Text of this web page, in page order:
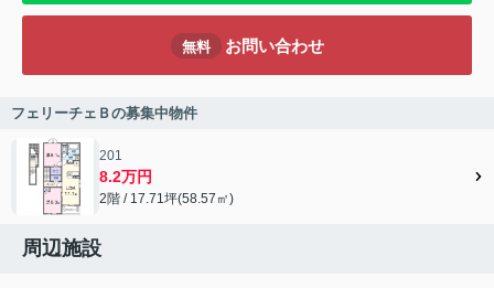
無料 お問い合わせ
フェリーチェＢの募集中物件
201
8.2万円
2階 / 17.71坪(58.57㎡)
周辺施設